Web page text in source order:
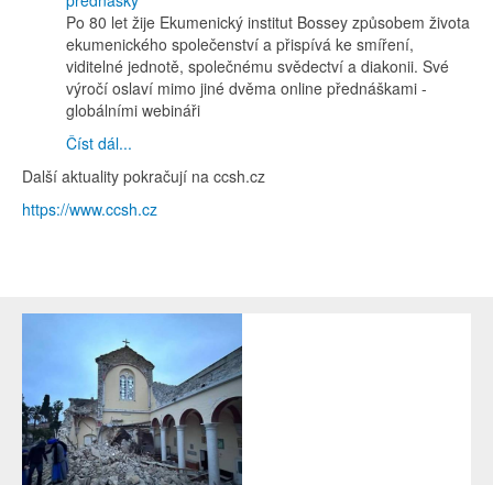
Po 80 let žije Ekumenický institut Bossey způsobem života
ekumenického společenství a přispívá ke smíření,
viditelné jednotě, společnému svědectví a diakonii. Své
výročí oslaví mimo jiné dvěma online přednáškami -
globálními webináři
Číst dál...
Další aktuality pokračují na ccsh.cz
https://www.ccsh.cz